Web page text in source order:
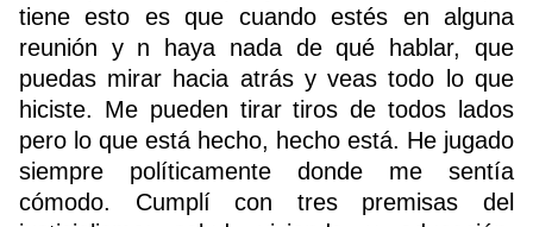
tiene esto es que cuando estés en alguna
reunión y n haya nada de qué hablar, que
puedas mirar hacia atrás y veas todo lo que
hiciste. Me pueden tirar tiros de todos lados
pero lo que está hecho, hecho está. He jugado
siempre políticamente donde me sentía
cómodo. Cumplí con tres premisas del